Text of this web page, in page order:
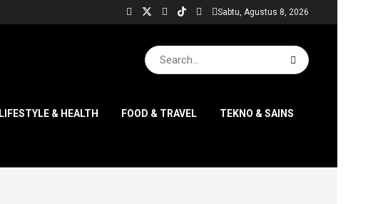
Sabtu, Agustus 8, 2026
LIFESTYLE & HEALTH FOOD & TRAVEL TEKNO & SAINS